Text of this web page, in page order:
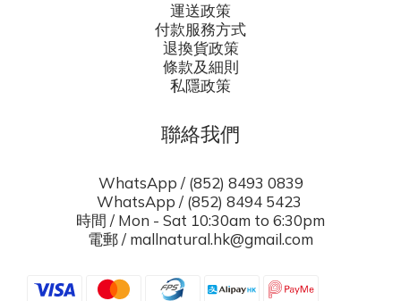
運送政策
付款服務方式
退換貨政策
條款及細則
私隱政策
聯絡我們
WhatsApp / (852) 8493 0839
WhatsApp / (852) 8494 5423
時間 / Mon - Sat 10:30am to 6:30pm
電郵 / mallnatural.hk@gmail.com